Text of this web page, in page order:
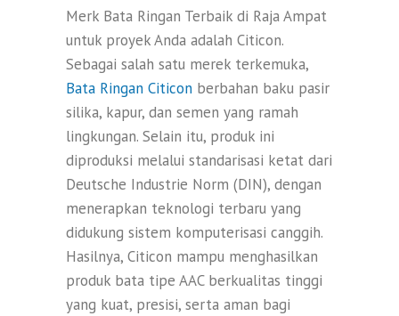
Merk Bata Ringan Terbaik di Raja Ampat
untuk proyek Anda adalah Citicon.
Sebagai salah satu merek terkemuka,
Bata Ringan Citicon berbahan baku pasir
silika, kapur, dan semen yang ramah
lingkungan. Selain itu, produk ini
diproduksi melalui standarisasi ketat dari
Deutsche Industrie Norm (DIN), dengan
menerapkan teknologi terbaru yang
didukung sistem komputerisasi canggih.
Hasilnya, Citicon mampu menghasilkan
produk bata tipe AAC berkualitas tinggi
yang kuat, presisi, serta aman bagi